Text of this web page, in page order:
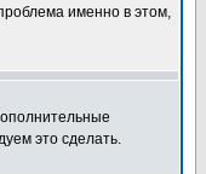
именно в этом,
это сделать.